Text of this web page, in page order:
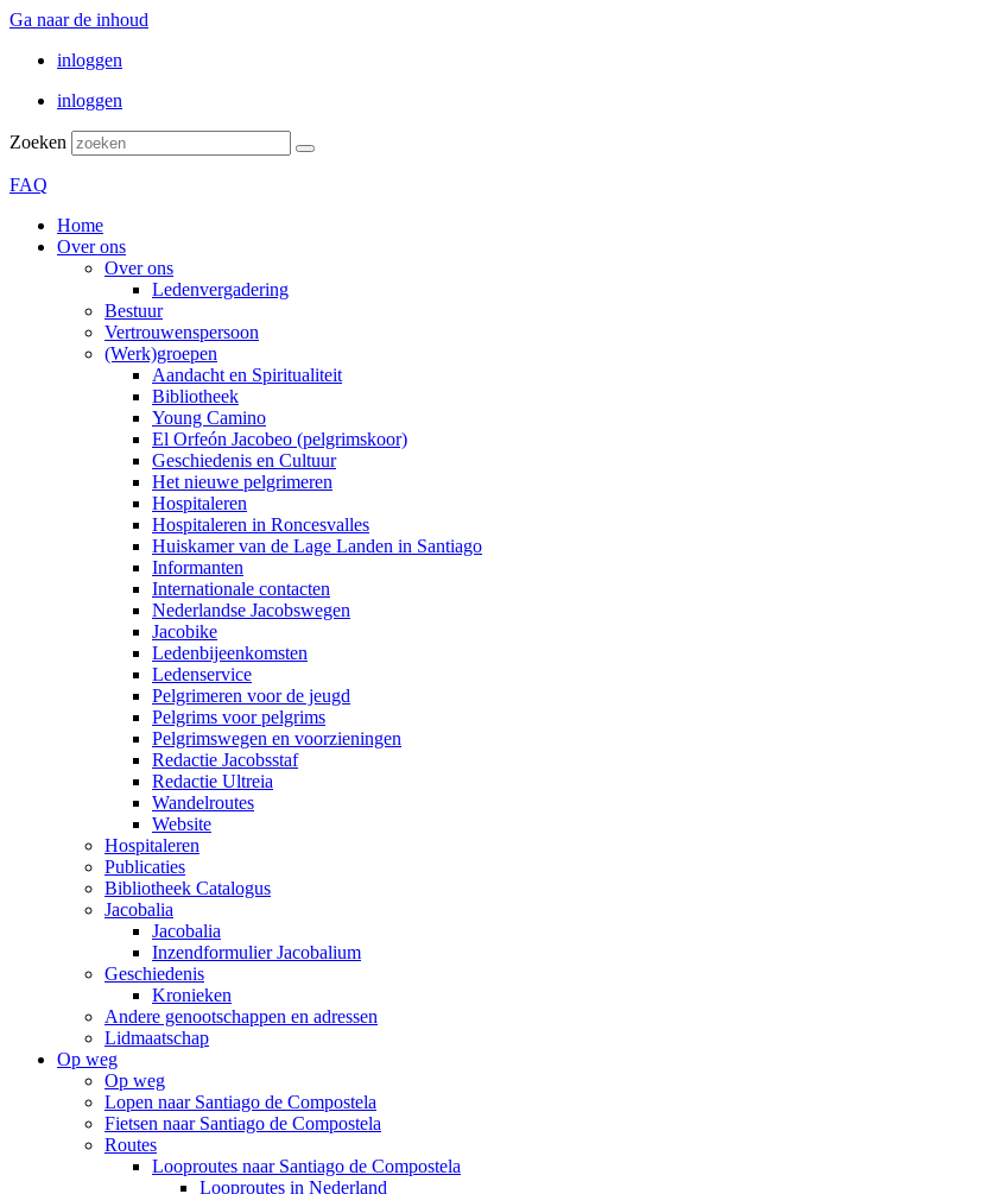
Ga naar de inhoud
inloggen
inloggen
Zoeken
FAQ
Home
Over ons
Over ons
Ledenvergadering
Bestuur
Vertrouwenspersoon
(Werk)groepen
Aandacht en Spiritualiteit
Bibliotheek
Young Camino
El Orfeón Jacobeo (pelgrimskoor)
Geschiedenis en Cultuur
Het nieuwe pelgrimeren
Hospitaleren
Hospitaleren in Roncesvalles
Huiskamer van de Lage Landen in Santiago
Informanten
Internationale contacten
Nederlandse Jacobswegen
Jacobike
Ledenbijeenkomsten
Ledenservice
Pelgrimeren voor de jeugd
Pelgrims voor pelgrims
Pelgrimswegen en voorzieningen
Redactie Jacobsstaf
Redactie Ultreia
Wandelroutes
Website
Hospitaleren
Publicaties
Bibliotheek Catalogus
Jacobalia
Jacobalia
Inzendformulier Jacobalium
Geschiedenis
Kronieken
Andere genootschappen en adressen
Lidmaatschap
Op weg
Op weg
Lopen naar Santiago de Compostela
Fietsen naar Santiago de Compostela
Routes
Looproutes naar Santiago de Compostela
Looproutes in Nederland